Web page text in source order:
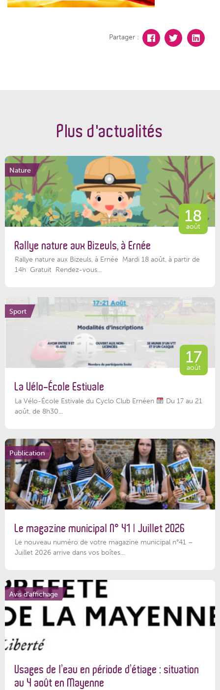
Partager :
Plus d'actualités
Nature
18
août
Rallye nature aux Bizeuls, à Ernée
Rallye nature aux Bizeuls, à Ernée Mardi 18 août, à partir de
14h Gratuit Rendez-vous...
Sport
17
août
La Vélo-École Estivale
La Vélo-École Estivale du Cyclo Club Ernéen
Du 17 au 21
août, de 8h30...
Publication
Le magazine municipal N° 41 | Juillet 2026
Le nouveau numéro de votre magazine municipal n°41 –
Juillet 2026 arrive dans vos boîtes...
Avis d'affichage
Usages de l’eau en période d’étiage : situation
au 4 août en Mayenne